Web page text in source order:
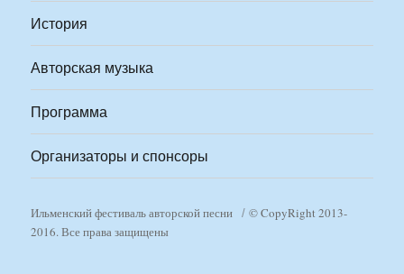
История
Авторская музыка
Программа
Организаторы и спонсоры
Ильменский фестиваль авторской песни
© CopyRight 2013-
2016. Все права защищены